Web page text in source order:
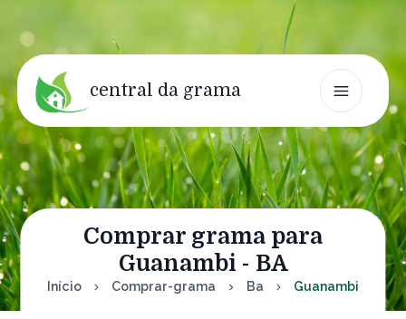
central da grama
Comprar grama para
Guanambi - BA
Início Comprar-grama Ba Guanambi